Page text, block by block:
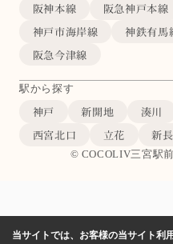
阪神本線
阪急神戸本線
神戸市海岸線
神鉄有馬
阪急今津線
駅から探す
神戸 新開地 湊川
西宮北口
立花 新
© COCOLIV三宮駅
当サイトでは、お客様の当サイト利